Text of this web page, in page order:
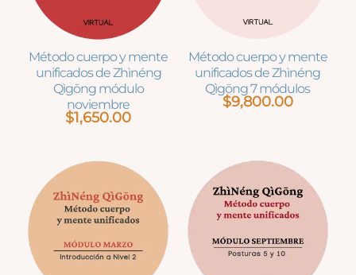
Método cuerpo y mente
unificados de Zhìnéng
Qìgōng módulo
noviembre
$1,650.00
Método cuerpo y mente
unificados de Zhìnéng
Qìgōng 7 módulos
$9,800.00